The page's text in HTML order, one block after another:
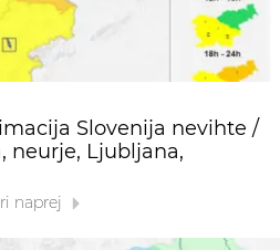
Slovenija nevihte /
neurje, Ljubljana,
naprej